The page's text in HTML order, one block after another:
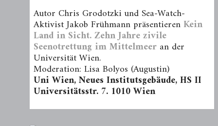
Autor Chris Grodotzki und Sea-Watch-
Aktivist Jakob Frühmann präsentierenKein
Land in Sicht. Zehn Jahre zivile
Seenotrettung im Mittelmeeran der
Universität Wien.
Moderation: Lisa Bolyos (Augustin)
Uni Wien, Neues Institutsgebäude, HS II
Universitätsstr. 7. 1010 Wien